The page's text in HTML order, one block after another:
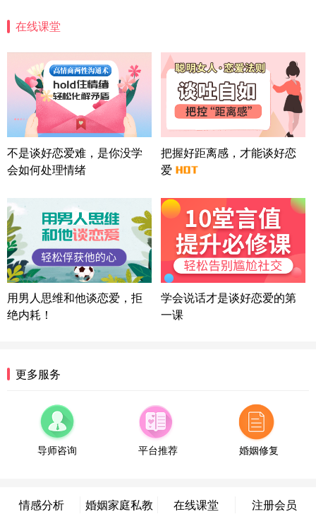
情感方案
北京-朝阳 151****3189
22分钟前
微信用户 巧?媚儿 通过此页面咨询，已获得专属情感
方案
上海-浦东 177****9074
56分钟前
微信用户 Liberty 通过此页面咨询，已获得专属情感
方案
广东-广州 188****5632
湖北-武汉 135****7410
41分钟前
微信用户 困困魚? 通过此页面咨询，已获得专属情感
方案
陕西-西安 139****6283
3分钟前
情感方案
浙江-宁波 150****8921
福建-厦门 159****4462
53分钟前
微信用户 凌乱小羊 通过此页面咨询，已获得专属情
辽宁-大连 176****2843
39分钟前
在线课堂
不是谈好恋爱难，是你没学
会如何处理情绪
把握好距离感，才能谈好恋
爱
用男人思维和他谈恋爱，拒
绝内耗！
学会说话才是谈好恋爱的第
一课
更多服务
导师咨询 平台推荐 婚姻修复
情感分析 婚姻家庭私教 在线课堂 注册会员